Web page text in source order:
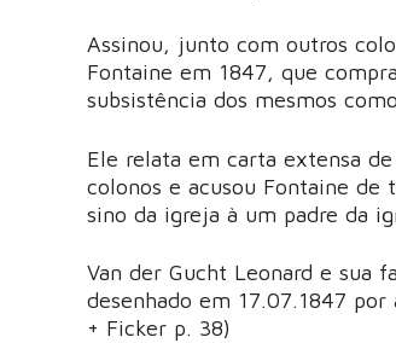
Assinou, junto com outros
Fontaine em 1847, que
subsistência dos mesmos
Ele relata em carta extensa
colonos e acusou Fontaine de
sino da igreja à um padre da
Van der Gucht Leonard e sua
desenhado em 17.07.1847
+ Ficker p. 38)